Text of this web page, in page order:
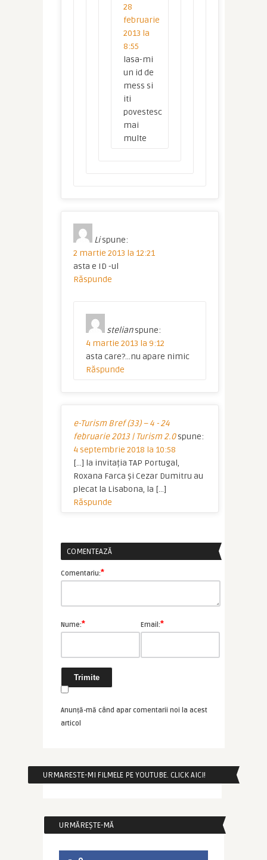
28
februarie
2013 la
8:55
lasa-mi
un id de
mess si
iti
povestesc
mai
multe
Li spune:
2 martie 2013 la 12:21
asta e ID -ul
Răspunde
stelian spune:
4 martie 2013 la 9:12
asta care?…nu apare nimic
Răspunde
e-Turism Bref (33) – 4 - 24
februarie 2013 | Turism 2.0 spune:
4 septembrie 2018 la 10:58
[…] la invitația TAP Portugal,
Roxana Farca și Cezar Dumitru au
plecat la Lisabona, la […]
Răspunde
COMENTEAZĂ
Comentariu:*
Nume:* Email:*
Anunță-mă când apar comentarii noi la acest
articol
URMARESTE-MI FILMELE PE YOUTUBE. CLICK AICI!
URMĂREȘTE-MĂ